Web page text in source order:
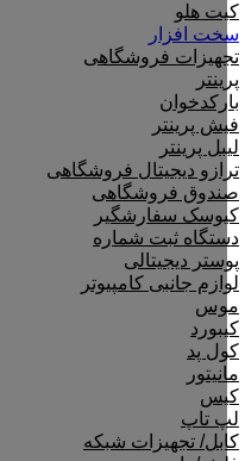
کیت هلو
سخت افزار
تجهیزات فروشگاهی
پرینتر
بارکدخوان
فیش پرینتر
لیبل پرینتر
ترازو دیجیتال فروشگاهی
صندوق فروشگاهی
کیوسک سفارشگیر
دستگاه ثبت شماره
پوستر دیجیتالی
لوازم جانبی کامپیوتر
موس
کیبورد
کول پد
مانیتور
کیس
لپ تاپ
کابل/ تجهیزات شبکه